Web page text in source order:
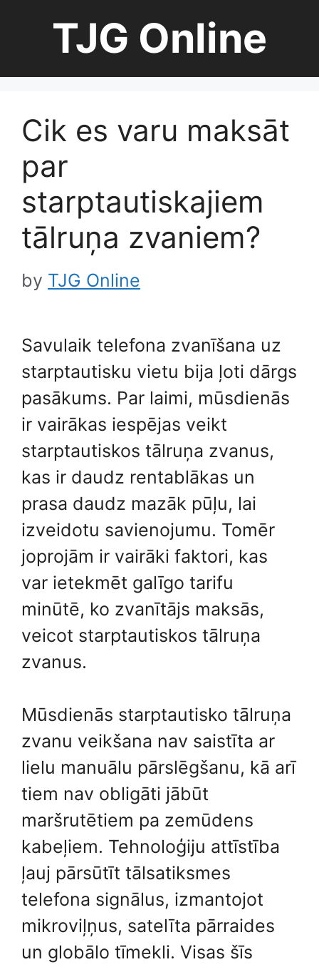
TJG Online
Cik es varu maksāt
par
starptautiskajiem
tālruņa zvaniem?
by TJG Online
Savulaik telefona zvanīšana uz
starptautisku vietu bija ļoti dārgs
pasākums. Par laimi, mūsdienās
ir vairākas iespējas veikt
starptautiskos tālruņa zvanus,
kas ir daudz rentablākas un
prasa daudz mazāk pūļu, lai
izveidotu savienojumu. Tomēr
joprojām ir vairāki faktori, kas
var ietekmēt galīgo tarifu
minūtē, ko zvanītājs maksās,
veicot starptautiskos tālruņa
zvanus.
Mūsdienās starptautisko tālruņa
zvanu veikšana nav saistīta ar
lielu manuālu pārslēgšanu, kā arī
tiem nav obligāti jābūt
maršrutētiem pa zemūdens
kabeļiem. Tehnoloģiju attīstība
ļauj pārsūtīt tālsatiksmes
telefona signālus, izmantojot
mikroviļņus, satelīta pārraides
un globālo tīmekli. Visas šīs